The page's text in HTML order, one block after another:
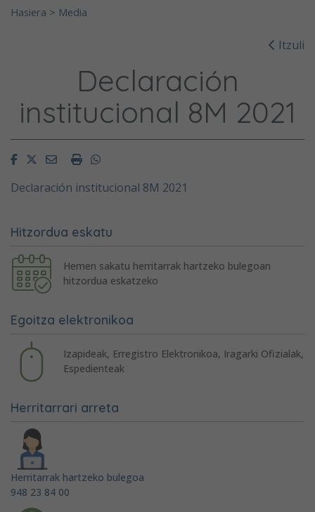
Hasiera > Media
Itzuli
Declaración
institucional 8M 2021
FacebookTwitterEmailImprimirWhatsapp
Declaración institucional 8M 2021
Hitzordua eskatu
Hemen sakatu herritarrak hartzeko bulegoan
hitzordua eskatzeko
Egoitza elektronikoa
Izapideak, Erregistro Elektronikoa, Iragarki Ofizialak,
Espedienteak
Herritarrari arreta
Herritarrak hartzeko bulegoa
948 23 84 00